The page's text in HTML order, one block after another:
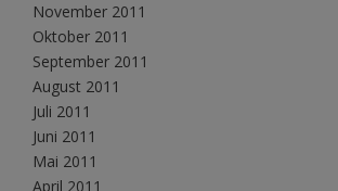
November 2011
Oktober 2011
September 2011
August 2011
Juli 2011
Juni 2011
Mai 2011
April 2011